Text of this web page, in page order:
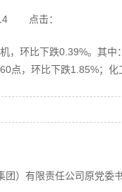
点击：
，环比下跌0.39%。其中
点，环比下跌1.85%；
团）有限责任公司原党委